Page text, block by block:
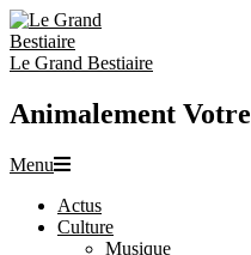
Skip
to
content
Le Grand Bestiaire
Animalement Votre
Primary
Menu
Menu
Actus
Culture
Musique